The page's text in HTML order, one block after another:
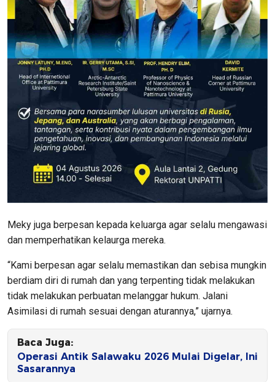
Meky juga berpesan kepada keluarga agar selalu mengawasi
dan memperhatikan kelaurga mereka.
“Kami berpesan agar selalu memastikan dan sebisa mungkin
berdiam diri di rumah dan yang terpenting tidak melakukan
tidak melakukan perbuatan melanggar hukum. Jalani
Asimilasi di rumah sesuai dengan aturannya,” ujarnya.
Baca Juga:
Operasi Antik Salawaku 2026 Mulai Digelar, Ini
Sasarannya